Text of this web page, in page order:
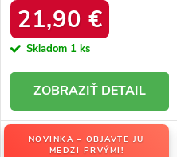
34586 SREBRNY
21,90 €
Skladom 1 ks
DETAIL
NOVINKA – OBJAVTE JU
MEDZI PRVÝMI!